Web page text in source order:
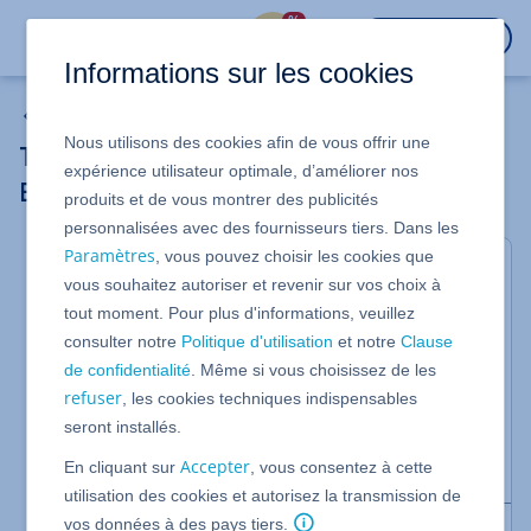
%
Télécharger et activer l'extension
BeyondSEO
Valable pour Hébergement managé pour
WordPress.
Avec l'extension (plugin) WordPress
BeyondSEO
rankingCoach, vous optimisez votre projet
WordPress pour les moteurs de recherche. Pour les
utilisateurs des tarifs Hébergement managé pour
WordPress, son utilisation est gratuite depuis
l'activation et l'utilisation de BeyondSEO.
Informations sur les cookies
Nous utilisons des cookies afin de vous offrir une
expérience utilisateur optimale, d’améliorer nos
produits et de vous montrer des publicités
personnalisées avec des fournisseurs tiers. Dans les
Paramètres , vous pouvez choisir les cookies que
vous souhaitez autoriser et revenir sur vos choix à
tout moment. Pour plus d'informations, veuillez
consulter notre Politique d'utilisation et notreClause
de confidentialité . Même si vous choisissez de les
refuser , les cookies techniques indispensables
seront installés.
En cliquant surAccepter , vous consentez à cette
utilisation des cookies et autorisez la transmission de
vos données à des pays tiers.